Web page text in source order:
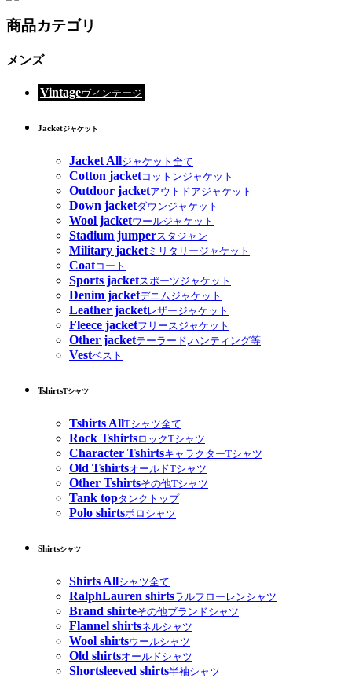
商品カテゴリ
メンズ
Vintageヴィンテージ
Jacketジャケット
Jacket Allジャケット全て
Cotton jacketコットンジャケット
Outdoor jacketアウトドアジャケット
Down jacketダウンジャケット
Wool jacketウールジャケット
Stadium jumperスタジャン
Military jacketミリタリージャケット
Coatコート
Sports jacketスポーツジャケット
Denim jacketデニムジャケット
Leather jacketレザージャケット
Fleece jacketフリースジャケット
Other jacketテーラード,ハンティング等
Vestベスト
TshirtsTシャツ
Tshirts AllTシャツ全て
Rock TshirtsロックTシャツ
Character TshirtsキャラクターTシャツ
Old TshirtsオールドTシャツ
Other Tshirtsその他Tシャツ
Tank topタンクトップ
Polo shirtsポロシャツ
Shirtsシャツ
Shirts Allシャツ全て
RalphLauren shirtsラルフローレンシャツ
Brand shirteその他ブランドシャツ
Flannel shirtsネルシャツ
Wool shirtsウールシャツ
Old shirtsオールドシャツ
Shortsleeved shirts半袖シャツ